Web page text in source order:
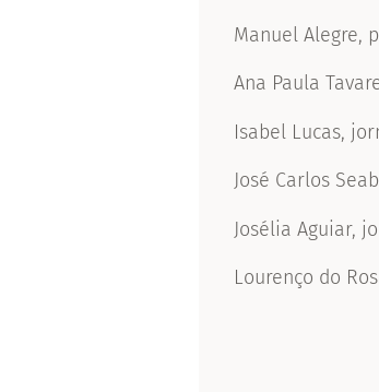
Manuel Alegre,
Ana Paula
Isabel Lucas,
José Carlos
Josélia Aguiar,
Lourenço do